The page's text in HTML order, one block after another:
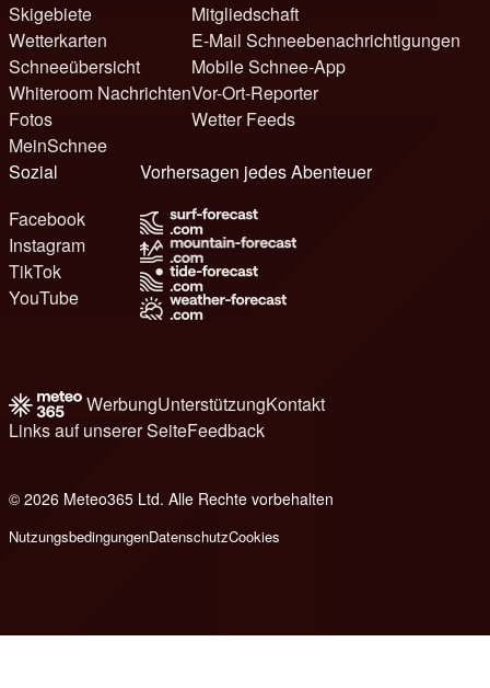
Skigebiete
Wetterkarten
Schneeübersicht
Whiteroom Nachrichten
Fotos
MeinSchnee
Mitgliedschaft
E-Mail Schneebenachrichtigungen
Mobile Schnee-App
Vor-Ort-Reporter
Wetter Feeds
Sozial
Facebook
Instagram
TikTok
YouTube
Vorhersagen jedes Abenteuer
WerbungUnterstützungKontakt
Links auf unserer SeiteFeedback
© 2026 Meteo365 Ltd. Alle Rechte vorbehalten
NutzungsbedingungenDatenschutzCookies